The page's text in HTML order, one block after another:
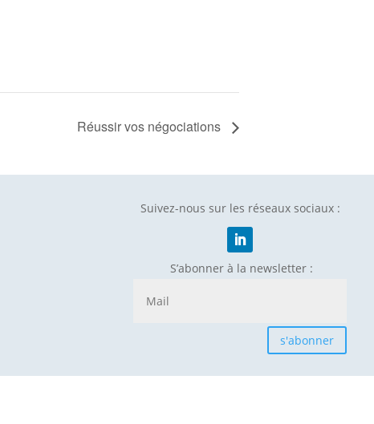
Réussir vos négociations
Suivez-nous sur les réseaux sociaux :
S’abonner à la newsletter :
s'abonner